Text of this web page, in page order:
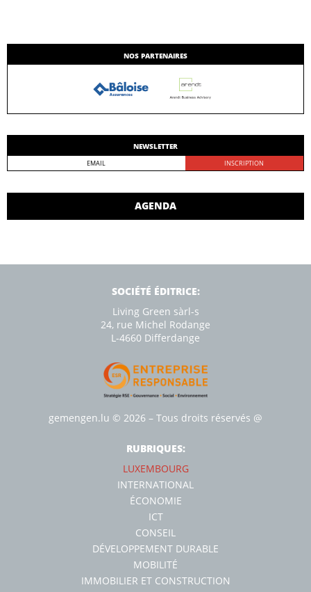
NOS PARTENAIRES
NEWSLETTER
AGENDA
SOCIÉTÉ ÉDITRICE:
Living Green sàrl-s
24, rue Michel Rodange
L-4660 Diﬀerdange
gemengen.lu © 2026 – Tous droits réservés @
RUBRIQUES:
LUXEMBOURG
INTERNATIONAL
ÉCONOMIE
ICT
CONSEIL
DÉVELOPPEMENT DURABLE
MOBILITÉ
IMMOBILIER ET CONSTRUCTION